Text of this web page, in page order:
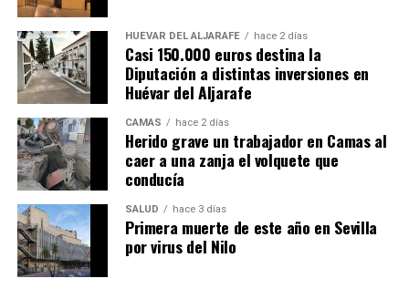
HUÉVAR DEL ALJARAFE hace 2 días
Casi 150.000 euros destina la
Diputación a distintas inversiones en
Huévar del Aljarafe
CAMAS hace 2 días
Herido grave un trabajador en Camas al
caer a una zanja el volquete que
conducía
SALUD hace 3 días
Primera muerte de este año en Sevilla
por virus del Nilo